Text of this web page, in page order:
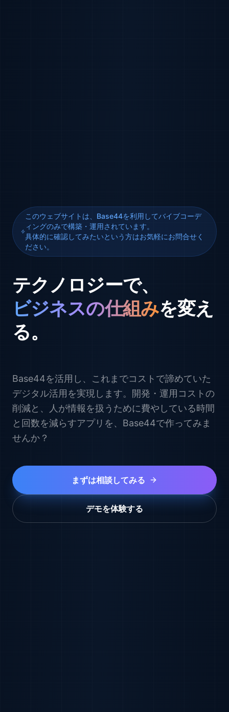
このウェブサイトは、Base44を利用してバイブコーデ
ィングのみで構築・運用されています。
具体的に確認してみたいという方はお気軽にお問合せく
ださい。
テクノロジーで、
ビジネスの仕組みを変え
る。
Base44を活用し、これまでコストで諦めていた
デジタル活用を実現します。開発・運用コストの
削減と、人が情報を扱うために費やしている時間
と回数を減らすアプリを、Base44で作ってみま
せんか？
まずは相談してみる
デモを体験する